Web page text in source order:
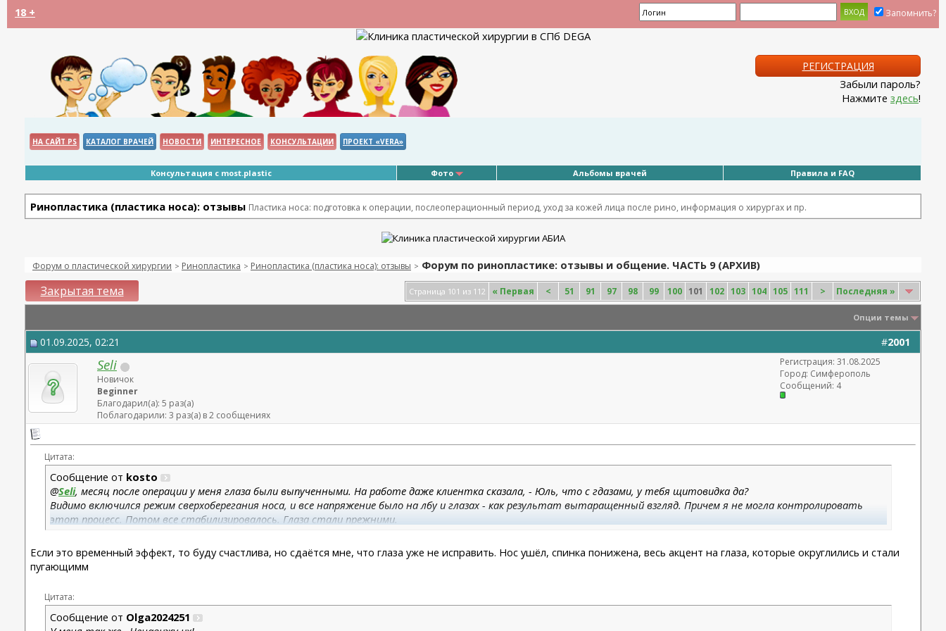
18 + Запомнить?
РЕГИСТРАЦИЯ
Забыли пароль?
Нажмите здесь!
НА САЙТ PS КАТАЛОГ ВРАЧЕЙ НОВОСТИ ИНТЕРЕСНОЕ КОНСУЛЬТАЦИИ ПРОЕКТ «VERA»
Консультация с most.plastic Фото Альбомы врачей Правила и FAQ
Ринопластика (пластика носа): отзывы Пластика носа: подготовка к операции, послеоперационный период, уход за кожей лица после рино, информация о хирургах и пр.
Форум о пластической хирургии > Ринопластика > Ринопластика (пластика носа): отзывы > Форум по ринопластике: отзывы и общение. ЧАСТЬ 9 (АРХИВ)
Закрытая тема Страница 101 из 112 « Первая < 51 91 97 98 99 100 101 102 103 104 105 111 > Последняя »
Опции темы
#2001
01.09.2025, 02:21
Seli
Новичок
Beginner
Благодарил(а): 5 раз(а)
Поблагодарили: 3 раз(а) в 2 сообщениях
Регистрация: 31.08.2025
Город: Симферополь
Сообщений: 4
Цитата:
Сообщение от kosto
@Seli, месяц после операции у меня глаза были выпученными. На работе даже клиентка сказала, - Юль, что с гдазами, у тебя щитовидка да?
Видимо включился режим сверхоберегания носа, и все напряжение было на лбу и глазах - как результат вытаращенный взгляд. Причем я не могла контролировать
этот процесс. Потом все стабилизировалось. Глаза стали прежними.
Если это временный эффект, то буду счастлива, но сдаётся мне, что глаза уже не исправить. Нос ушёл, спинка понижена, весь акцент на глаза, которые округлились и стали
пугающимм
Цитата:
Сообщение от Olga2024251